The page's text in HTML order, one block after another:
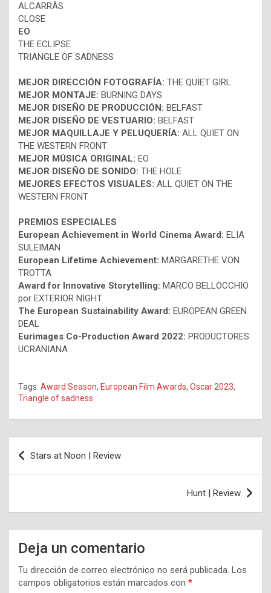
ALCARRÀS
CLOSE
EO
THE ECLIPSE
TRIANGLE OF SADNESS
MEJOR DIRECCIÓN FOTOGRAFÍA: THE QUIET GIRL
MEJOR MONTAJE: BURNING DAYS
MEJOR DISEÑO DE PRODUCCIÓN: BELFAST
MEJOR DISEÑO DE VESTUARIO: BELFAST
MEJOR MAQUILLAJE Y PELUQUERÍA: ALL QUIET ON
THE WESTERN FRONT
MEJOR MÚSICA ORIGINAL: EO
MEJOR DISEÑO DE SONIDO: THE HOLE
MEJORES EFECTOS VISUALES: ALL QUIET ON THE
WESTERN FRONT
PREMIOS ESPECIALES
European Achievement in World Cinema Award: ELIA
SULEIMAN
European Lifetime Achievement: MARGARETHE VON
TROTTA
Award for Innovative Storytelling: MARCO BELLOCCHIO
por EXTERIOR NIGHT
The European Sustainability Award: EUROPEAN GREEN
DEAL
Eurimages Co-Production Award 2022: PRODUCTORES
UCRANIANA
Tags: Award Season, European Film Awards, Oscar 2023,
Triangle of sadness
Navegación
de
Stars at Noon | Review
Hunt | Review
Deja un comentario
Tu dirección de correo electrónico no será publicada. Los
campos obligatorios están marcados con *